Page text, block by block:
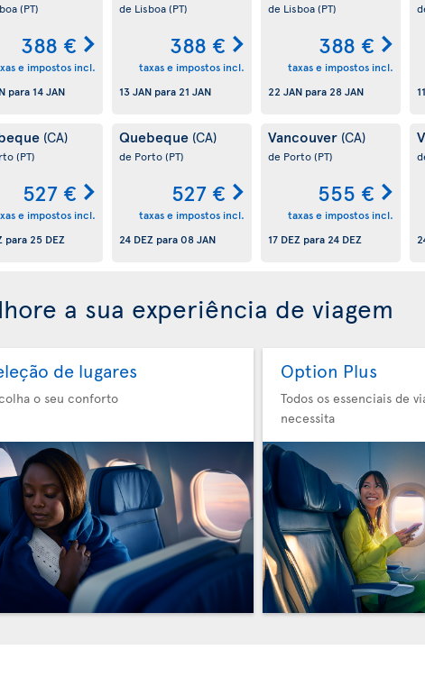
(PT)
388 €
e impostos incl.
para 14 JAN
de Lisboa(PT)
388 €
taxas e impostos incl.
13 JANpara21 JAN
de Lisboa(PT)
388 €
taxas e impostos incl.
22 JANpara28 JAN
(CA)
(PT)
527 €
e impostos incl.
para25 DEZ
Quebeque (CA)
de Porto(PT)
527 €
taxas e impostos incl.
24 DEZpara08 JAN
Vancouver (CA)
de Porto(PT)
555 €
taxas e impostos incl.
17 DEZpara24 DEZ
a sua experiência de viagem
de lugares
o seu conforto
Option Plus
Todos os essenciais de
necessita